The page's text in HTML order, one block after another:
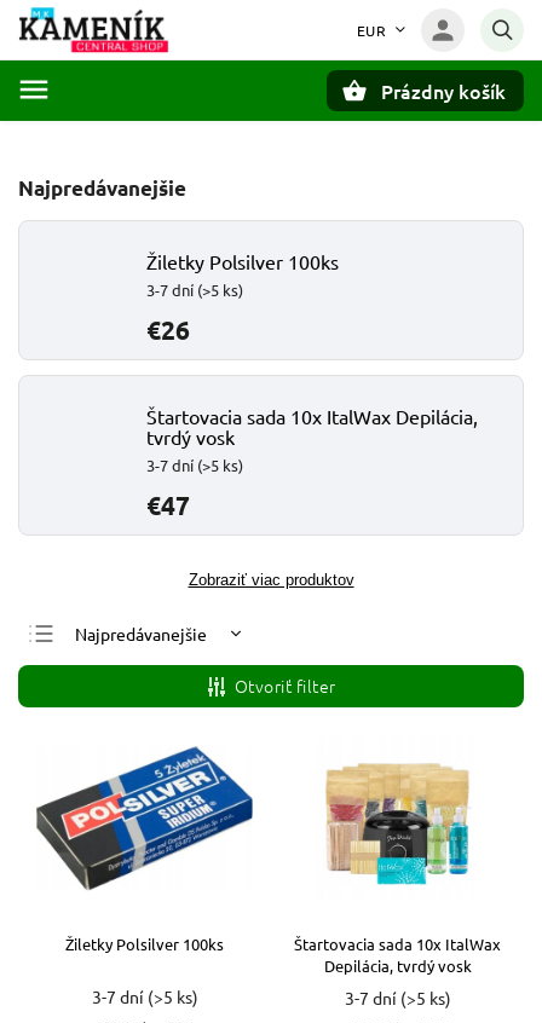
EUR
Prázdny košík
Najpredávanejšie
Žiletky Polsilver 100ks
3-7 dní (>5 ks)
€26
Štartovacia sada 10x ItalWax Depilácia,
tvrdý vosk
3-7 dní (>5 ks)
€47
Zobraziť viac produktov
Najpredávanejšie
Najlacnejšie
Najdrahšie
Otvoriť filter
Žiletky Polsilver 100ks
3-7 dní (>5 ks)
Štartovacia sada 10x ItalWax
Depilácia, tvrdý vosk
3-7 dní (>5 ks)